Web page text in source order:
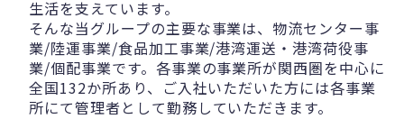
生活を支えています。
そんな当グループの主要な事業は、物流センター事
業/陸運事業/食品加工事業/港湾運送・港湾荷役事
業/個配事業です。各事業の事業所が関西圏を中心に
全国132か所あり、ご入社いただいた方には各事業
所にて管理者として勤務していただきます。